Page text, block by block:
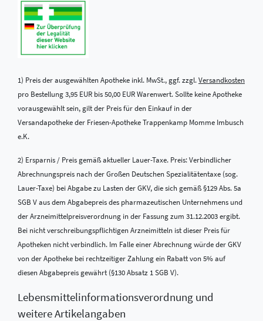
1) Preis der ausgewählten Apotheke inkl. MwSt., ggf. zzgl.Versandkosten
pro Bestellung 3,95 EUR bis 50,00 EUR Warenwert. Sollte keine Apotheke
vorausgewählt sein, gilt der Preis für den Einkauf in der
Versandapotheke der Friesen-Apotheke Trappenkamp Momme Imbusch
e.K.
2) Ersparnis / Preis gemäß aktueller Lauer-Taxe. Preis: Verbindlicher
Abrechnungspreis nach der Großen Deutschen Spezialitätentaxe (sog.
Lauer-Taxe) bei Abgabe zu Lasten der GKV, die sich gemäß §129 Abs. 5a
SGB V aus dem Abgabepreis des pharmazeutischen Unternehmens und
der Arzneimittelpreisverordnung in der Fassung zum 31.12.2003 ergibt.
Bei nicht verschreibungspflichtigen Arzneimitteln ist dieser Preis für
Apotheken nicht verbindlich. Im Falle einer Abrechnung würde der GKV
von der Apotheke bei rechtzeitiger Zahlung ein Rabatt von 5% auf
diesen Abgabepreis gewährt (§130 Absatz 1 SGB V).
Lebensmittel­informations­verordnung und
weitere Artikelangaben